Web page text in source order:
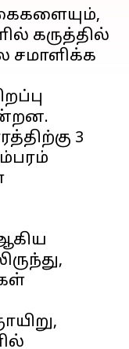
கருத்தில்
சமாளிக்க
3